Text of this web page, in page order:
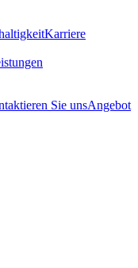
Karriere
Sie unsAngebot